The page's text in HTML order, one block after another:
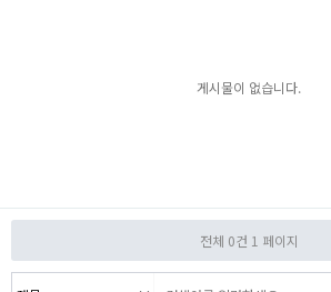
게시물이 없습니다.
전체 0건 1 페이지